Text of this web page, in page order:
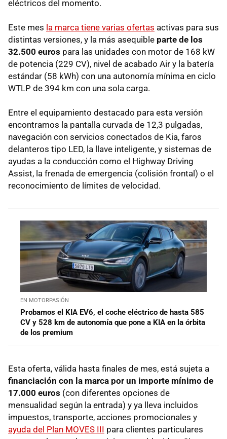
eléctricos del momento.
Este mes la marca tiene varias ofertas activas para sus
distintas versiones, y la más asequible parte de los
32.500 euros para las unidades con motor de 168 kW
de potencia (229 CV), nivel de acabado Air y la batería
estándar (58 kWh) con una autonomía mínima en ciclo
WTLP de 394 km con una sola carga.
Entre el equipamiento destacado para esta versión
encontramos la pantalla curvada de 12,3 pulgadas,
navegación con servicios conectados de Kia, faros
delanteros tipo LED, la llave inteligente, y sistemas de
ayudas a la conducción como el Highway Driving
Assist, la frenada de emergencia (colisión frontal) o el
reconocimiento de límites de velocidad.
EN MOTORPASIÓN
Probamos el KIA EV6, el coche eléctrico de hasta 585
CV y 528 km de autonomía que pone a KIA en la órbita
de los premium
Esta oferta, válida hasta finales de mes, está sujeta a
financiación con la marca por un importe mínimo de
17.000 euros (con diferentes opciones de
mensualidad según la entrada) y ya lleva incluidos
impuestos, transporte, acciones promocionales y
ayuda del Plan MOVES III para clientes particulares